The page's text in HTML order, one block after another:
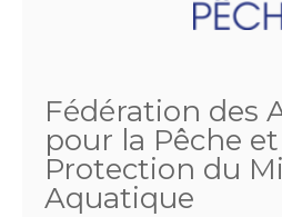
Fédération des
pour la Pêche
Protection du
Aquatique